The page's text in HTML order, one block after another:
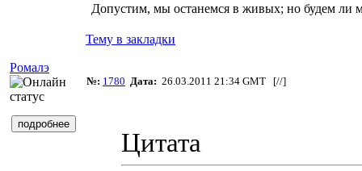
Допустим, мы останемся в живых; но будем ли
Тему в закладки
Ромалэ
№: 1780 Дата: 26.03.2011 21:34 GMT [//]
Цитата